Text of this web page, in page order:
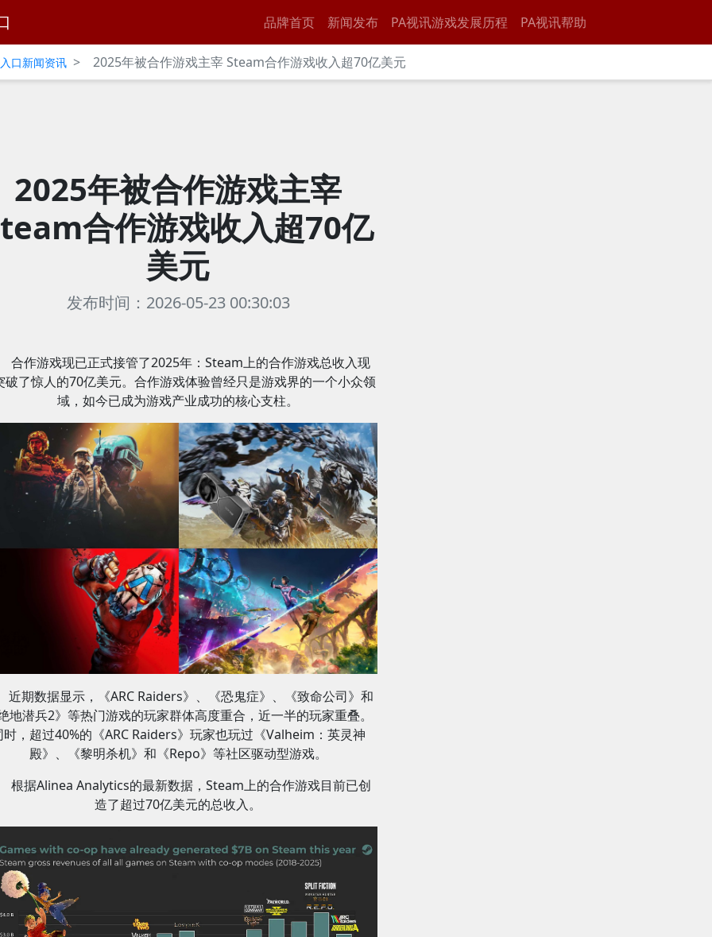
品牌首页 新闻发布 PA视讯游戏发展历程 PA视讯帮助
口新闻资讯 > 2025年被合作游戏主宰 Steam合作游戏收入超70亿美元
2025年被合作游戏主宰
合作游戏收入超70亿
美元
发布时间：2026-05-23 00:30:03
合作游戏现已正式接管了2025年：Steam上的合作游戏总收入现
破了惊人的70亿美元。合作游戏体验曾经只是游戏界的一个小众领
域，如今已成为游戏产业成功的核心支柱。
近期数据显示，《ARC Raiders》、《恐鬼症》、《致命公司》和
地潜兵2》等热门游戏的玩家群体高度重合，近一半的玩家重叠。
时，超过40%的《ARC Raiders》玩家也玩过《Valheim：英灵神
殿》、《黎明杀机》和《Repo》等社区驱动型游戏。
根据Alinea Analytics的最新数据，Steam上的合作游戏目前已创
造了超过70亿美元的总收入。